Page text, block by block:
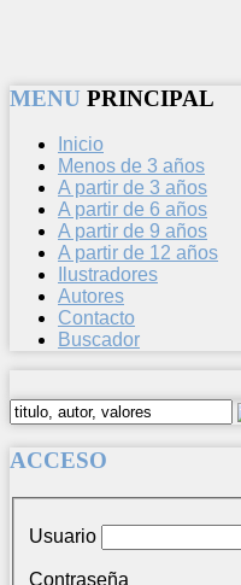
MENU PRINCIPAL
Inicio
Menos de 3 años
A partir de 3 años
A partir de 6 años
A partir de 9 años
A partir de 12 años
Ilustradores
Autores
Contacto
Buscador
ACCESO
Usuario
Contraseña